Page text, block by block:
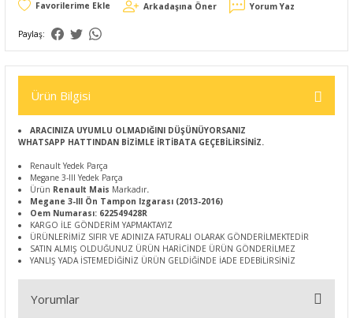
Arkadaşına Öner Yorum Yaz
Paylaş:
Ürün Bilgisi
ARACINIZA UYUMLU OLMADIĞINI DÜŞÜNÜYORSANIZ
WHATSAPP HATTINDAN BİZİMLE İRTİBATA GEÇEBİLİRSİNİZ.
Renault Yedek Parça
Megane 3-III Yedek Parça
Ürün Renault Mais Markadır.
Megane 3-III Ön Tampon Izgarası (2013-2016)
Oem Numarası: 622549428R
KARGO İLE GÖNDERİM YAPMAKTAYIZ
ÜRÜNLERİMİZ SIFIR VE ADINIZA FATURALI OLARAK GÖNDERİLMEKTEDİR
SATIN ALMIŞ OLDUĞUNUZ ÜRÜN HARİCİNDE ÜRÜN GÖNDERİLMEZ
YANLIŞ YADA İSTEMEDİĞİNİZ ÜRÜN GELDİĞİNDE İADE EDEBİLİRSİNİZ
Yorumlar